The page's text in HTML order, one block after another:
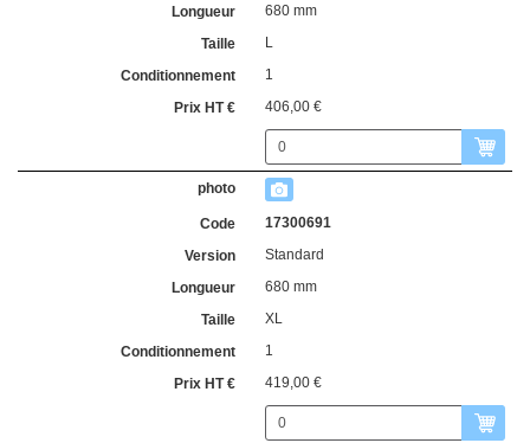
680 mm
L
1
406,00 €
17300691
Standard
680 mm
XL
1
419,00 €